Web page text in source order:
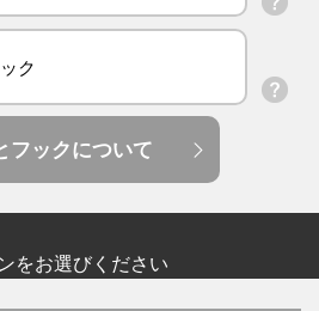
ク
フックについて
をお選びください